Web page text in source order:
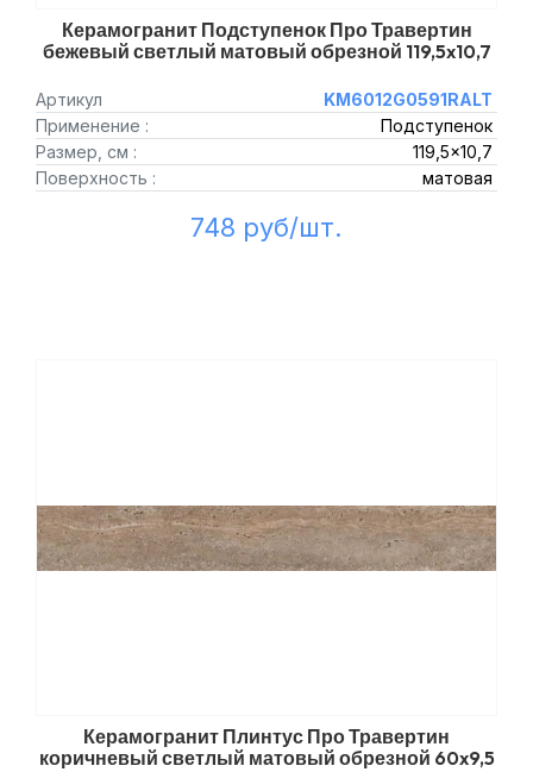
Керамогранит Подступенок Про Травертин
бежевый светлый матовый обрезной 119,5x10,7
Артикул
KM6012G0591RALT
Применение :
Подступенок
Размер, см :
119,5x10,7
Поверхность :
матовая
748 руб/шт.
Керамогранит Плинтус Про Травертин
коричневый светлый матовый обрезной 60x9,5